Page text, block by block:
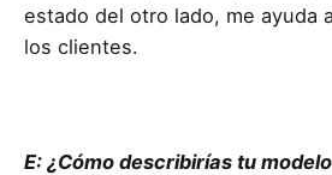
estado del otro lado, me ayuda
los clientes.
E: ¿Cómo describirías tu